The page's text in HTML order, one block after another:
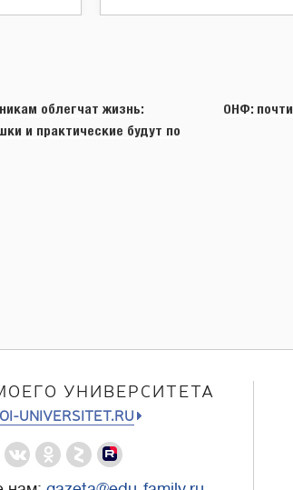
облегчат жизнь:
и практические будут по
ОНФ:
УНИВЕРСИТЕТА
UNIVERSITET.RU